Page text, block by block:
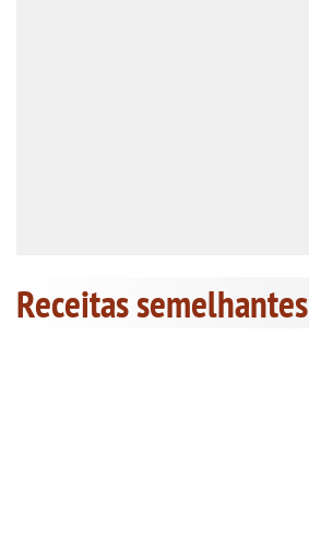
Receitas semelhantes